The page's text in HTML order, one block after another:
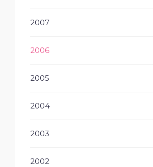
2007
2006
2005
2004
2003
2002